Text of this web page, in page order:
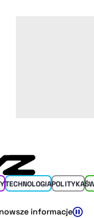
TECHNOLOGIAPOLITYKA
informacje